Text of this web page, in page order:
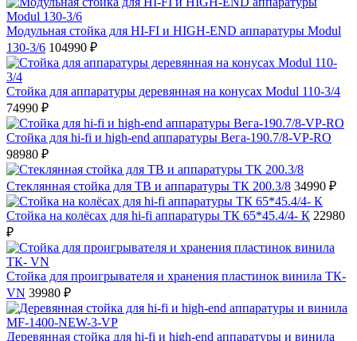
Модульная стойка для HI-FI и HIGH-END аппаратуры Modul
130-3/6 104990 ₽
Стойка для аппаратуры деревянная на конусах Modul 110-3/4
74990 ₽
Стойка для hi-fi и high-end аппаратуры Вега-190.7/8-VP-RO
98980 ₽
Стеклянная стойка для ТВ и аппаратуры ТК 200.3/8 34990 ₽
Стойка на колёсах для hi-fi аппаратуры ТК 65*45.4/4- К 22980
₽
Стойка для проигрывателя и хранения пластинок винила ТК-
VN 39980 ₽
Деревянная стойка для hi-fi и high-end аппаратуры и винила